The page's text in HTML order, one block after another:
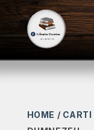
HOME / CARTI